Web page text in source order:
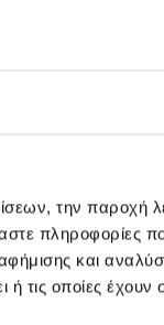
την παροχή
πληροφορίες
και
τις οποίες έχουν